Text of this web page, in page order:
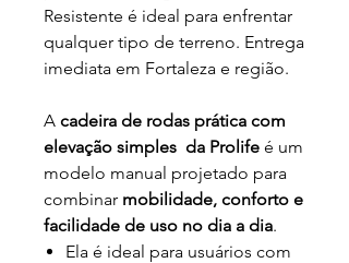
Resistente é ideal para enfrentar
qualquer tipo de terreno. Entrega
imediata em Fortaleza e região.
A cadeira de rodas prática com
elevação simples da Prolife é um
modelo manual projetado para
combinar mobilidade, conforto e
facilidade de uso no dia a dia.
Ela é ideal para usuários com